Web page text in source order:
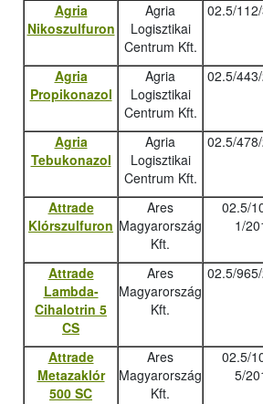
Agria
Nikoszulfuron
Agria
Logisztikai
Centrum Kft.
02.5/
Agria
Propikonazol
Agria
Logisztikai
Centrum Kft.
02.5/
Agria
Tebukonazol
Agria
Logisztikai
Centrum Kft.
02.5/
Attrade
Klórszulfuron
Ares
Magyarország
Kft.
02.5/
1/
Attrade
Lambda-
Cihalotrin 5
CS
Ares
Magyarország
Kft.
02.5/
Attrade
Metazaklór
500 SC
Ares
Magyarország
Kft.
02.5/
5/